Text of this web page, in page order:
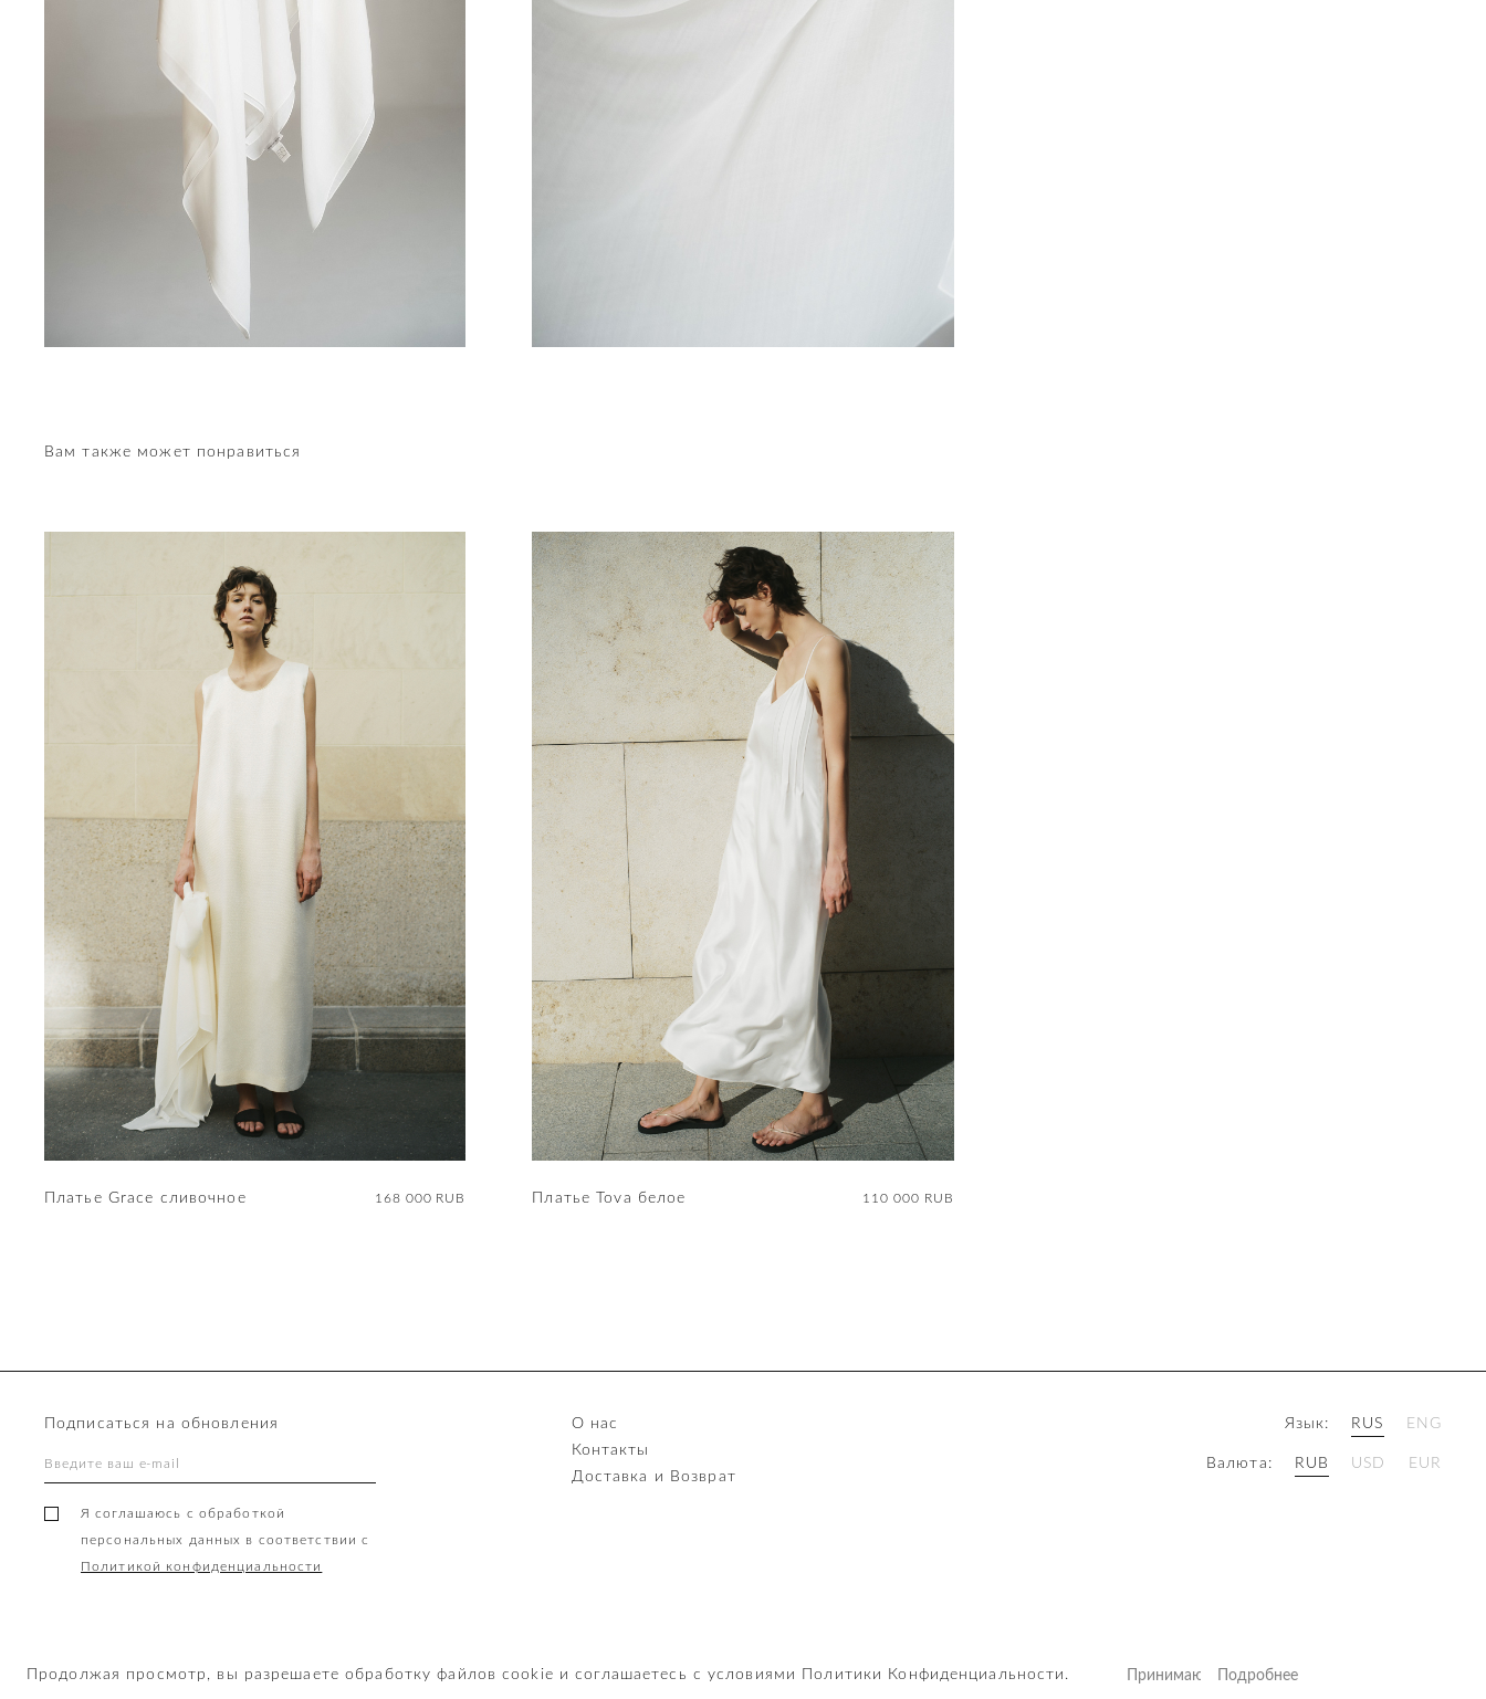
Вам также может понравиться
Платье Grace сливочное 168 000 RUB Платье Tova белое 110 000 RUB
Подписаться на обновления
Я соглашаюсь с обработкой
персональных данных в соответствии с
Политикой конфиденциальности
©2026 Naked Shoulders
О нас
Контакты
Доставка и Возврат
Условия покупки Политика конфиденциальности
Язык: RUS ENG
Валюта: RUB USD EUR
Продолжая просмотр, вы разрешаете обработку файлов cookie и соглашаетесь с условиями Политики Конфиденциальности . Принимаю Подробнее